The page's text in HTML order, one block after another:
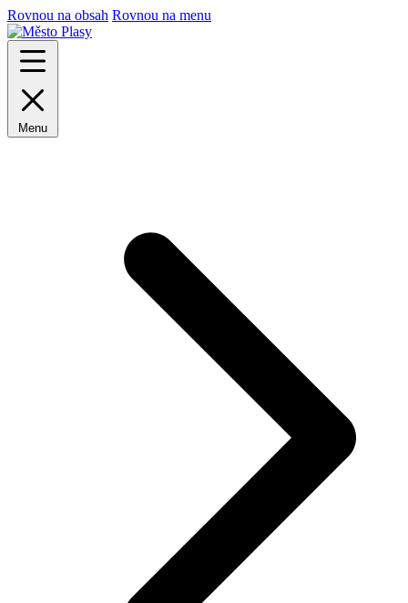
Rovnou na obsah Rovnou na menu
Menu